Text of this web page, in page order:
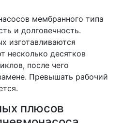
мембранного типа
и долговечность.
изготавливаются
несколько десятков
после чего
Превышать рабочий
плюсов